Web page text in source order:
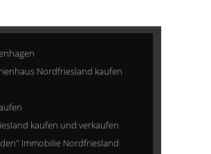
Nordfriesland kaufen
kaufen und verkaufen
Immobilie Nordfriesland